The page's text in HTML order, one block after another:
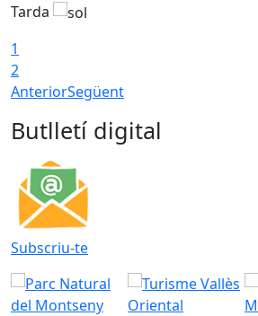
Tarda
1
2
AnteriorSegüent
Butlletí digital
Subscriu-te